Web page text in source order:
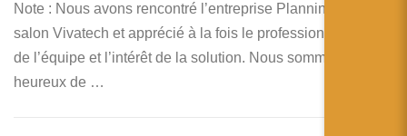
Note : Nous avons rencontré l’entreprise Planningo sur le
salon Vivatech et apprécié à la fois le professionnalisme
de l’équipe et l’intérêt de la solution. Nous sommes donc
heureux de …